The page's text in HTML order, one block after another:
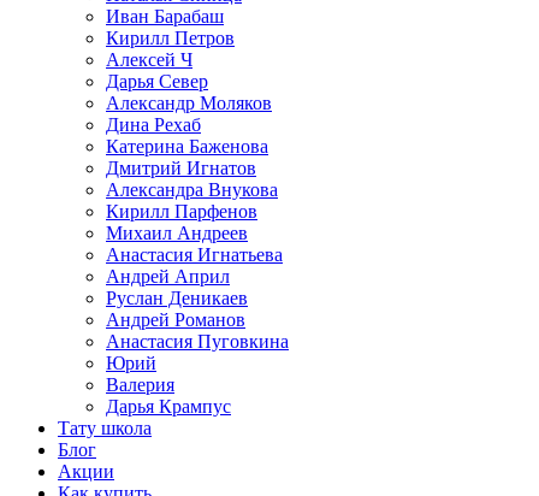
Иван Барабаш
Кирилл Петров
Алексей Ч
Дарья Север
Александр Моляков
Дина Рехаб
Катерина Баженова
Дмитрий Игнатов
Александра Внукова
Кирилл Парфенов
Михаил Андреев
Анастасия Игнатьева
Андрей Април
Руслан Деникаев
Андрей Романов
Анастасия Пуговкина
Юрий
Валерия
Дарья Крампус
Тату школа
Блог
Акции